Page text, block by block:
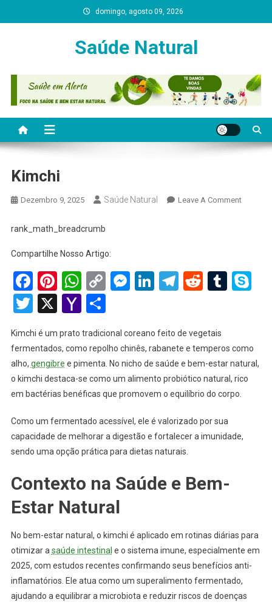
to
domingo, agosto 09, 2026
Saúde Natural
Kimchi
Dezembro 9, 2025 Saúde Natural Leave A CommentOn
rank_math_breadcrumb
Compartilhe Nosso Artigo:
Facebook
Pinterest
WhatsApp
Copy
Link
Messenger
LinkedIn
Telegram
Reddit
Twitter
X YahooShare
Kimchi é um prato tradicional coreano feito de vegetais
fermentados, como repolho chinês, rabanete e temperos como
alho, gengibre e pimenta. No nicho de saúde e bem-estar natural,
o kimchi destaca-se como um alimento probiótico natural, rico
em bactérias benéficas que promovem o equilíbrio do corpo.
Como um fermentado acessível, ele é valorizado por sua
capacidade de melhorar a digestão e fortalecer a imunidade,
sendo uma opção prática para dietas naturais.
Contexto na Saúde e Bem-
Estar Natural
No bem-estar natural, o kimchi é aplicado em rotinas diárias para
otimizar a saúde intestinal e o sistema imune, especialmente em
2025, com estudos recentes confirmando seus benefícios anti-
inflamatórios. Ele atua como um superalimento fermentado,
ajudando a equilibrar a microbiota e reduzir riscos de doenças